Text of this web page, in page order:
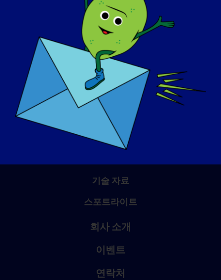
파리로 날아가겠어요!
기술 자료
스포트라이트
회사 소개
이벤트
연락처